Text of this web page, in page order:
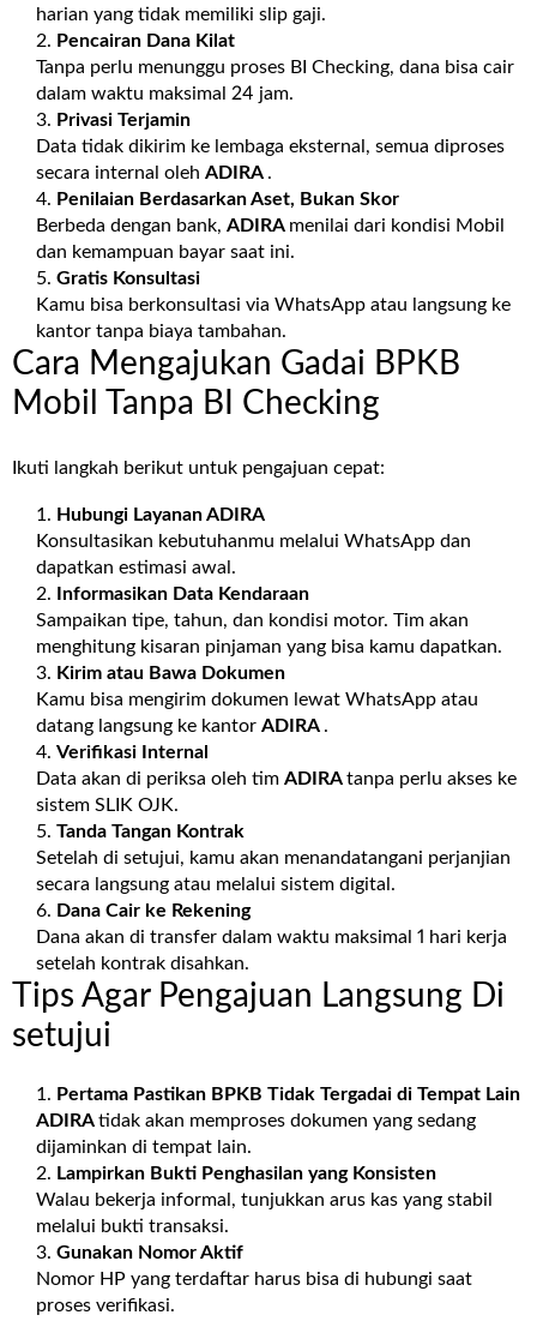
harian yang tidak memiliki slip gaji.
Pencairan Dana Kilat
Tanpa perlu menunggu proses BI Checking, dana bisa cair
dalam waktu maksimal 24 jam.
Privasi Terjamin
Data tidak dikirim ke lembaga eksternal, semua diproses
secara internal oleh ADIRA .
Penilaian Berdasarkan Aset, Bukan Skor
Berbeda dengan bank, ADIRA menilai dari kondisi Mobil
dan kemampuan bayar saat ini.
Gratis Konsultasi
Kamu bisa berkonsultasi via WhatsApp atau langsung ke
kantor tanpa biaya tambahan.
Cara Mengajukan Gadai BPKB
Mobil Tanpa BI Checking
Ikuti langkah berikut untuk pengajuan cepat:
Hubungi LayananADIRA
Konsultasikan kebutuhanmu melalui WhatsApp dan
dapatkan estimasi awal.
Informasikan Data Kendaraan
Sampaikan tipe, tahun, dan kondisi motor. Tim akan
menghitung kisaran pinjaman yang bisa kamu dapatkan.
Kirim atau Bawa Dokumen
Kamu bisa mengirim dokumen lewat WhatsApp atau
datang langsung ke kantor ADIRA .
Verifikasi Internal
Data akan di periksa oleh tim ADIRAtanpa perlu akses ke
sistem SLIK OJK.
Tanda Tangan Kontrak
Setelah di setujui, kamu akan menandatangani perjanjian
secara langsung atau melalui sistem digital.
Dana Cair ke Rekening
Dana akan di transfer dalam waktu maksimal 1 hari kerja
setelah kontrak disahkan.
Tips Agar Pengajuan Langsung Di
setujui
Pertama Pastikan BPKB Tidak Tergadai di Tempat Lain
ADIRAtidak akan memproses dokumen yang sedang
dijaminkan di tempat lain.
Lampirkan Bukti Penghasilan yang Konsisten
Walau bekerja informal, tunjukkan arus kas yang stabil
melalui bukti transaksi.
Gunakan Nomor Aktif
Nomor HP yang terdaftar harus bisa di hubungi saat
proses verifikasi.